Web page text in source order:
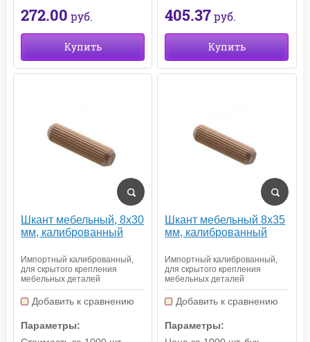
272.00 руб.
Купить
405.37 руб.
Купить
Шкант мебельный, 8х30
мм, калиброванный
Импортный калиброванный,
для скрытого крепления
мебельных деталей
Добавить к сравнению
Параметры:
Шкант мебельный 8х35
мм, калиброванный
Импортный калиброванный,
для скрытого крепления
мебельных деталей
Добавить к сравнению
Параметры: